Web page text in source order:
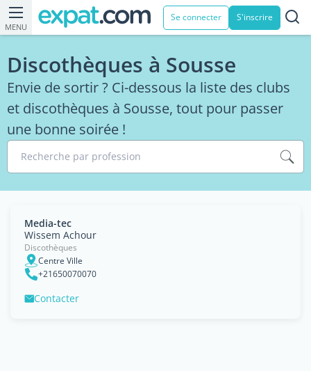
MENU
Se connecter S'inscrire
Discothèques à Sousse
Envie de sortir ? Ci-dessous la liste des clubs
et discothèques à Sousse, tout pour passer
une bonne soirée !
Recherche par profession
Media-tec
Wissem Achour
Discothèques
Centre Ville
+21650070070
Contacter